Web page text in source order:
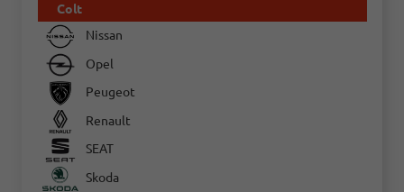
Colt
Nissan
Opel
Peugeot
Renault
SEAT
Skoda